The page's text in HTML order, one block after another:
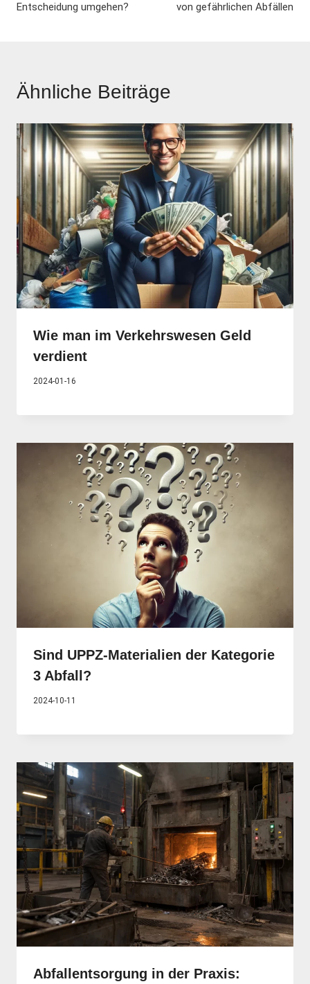
Entscheidung umgehen?
von gefährlichen Abfällen
Ähnliche Beiträge
Wie man im Verkehrswesen Geld
verdient
2024-01-16
Sind UPPZ-Materialien der Kategorie
3 Abfall?
2024-10-11
Abfallentsorgung in der Praxis: